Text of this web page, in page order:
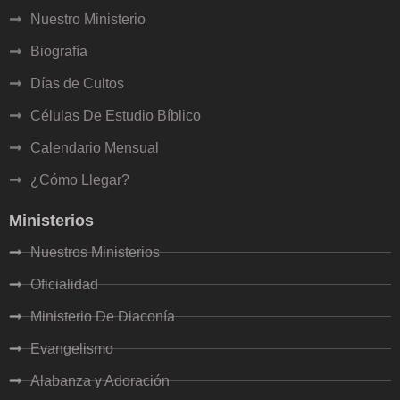
y Comités
de Cristo
Nuestro Ministerio
Biografía
Días de Cultos
Células De Estudio Bíblico
Calendario Mensual
¿Cómo Llegar?
Ministerios
Nuestros Ministerios
Oficialidad
Ministerio De Diaconía
Evangelismo
Alabanza y Adoración